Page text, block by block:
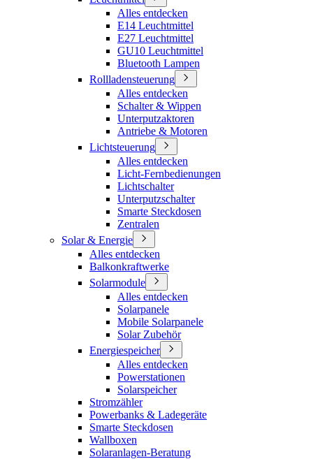
Alles entdecken
E14 Leuchtmittel
E27 Leuchtmittel
GU10 Leuchtmittel
Bluetooth Lampen
Rollladensteuerung
Alles entdecken
Schalter & Wippen
Unterputzaktoren
Antriebe & Motoren
Lichtsteuerung
Alles entdecken
Licht-Fernbedienungen
Lichtschalter
Unterputzschalter
Smarte Steckdosen
Zentralen
Solar & Energie
Alles entdecken
Balkonkraftwerke
Solarmodule
Alles entdecken
Solarpanele
Mobile Solarpanele
Solar Zubehör
Energiespeicher
Alles entdecken
Powerstationen
Solarspeicher
Stromzähler
Powerbanks & Ladegeräte
Smarte Steckdosen
Wallboxen
Solaranlagen-Beratung